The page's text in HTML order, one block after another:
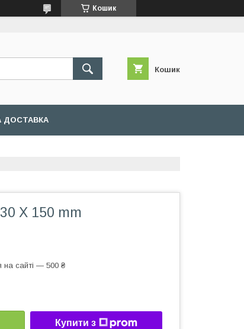
Кошик
Кошик
ДОСТАВКА
Х 150 mm
на сайті — 500 ₴
Купити з